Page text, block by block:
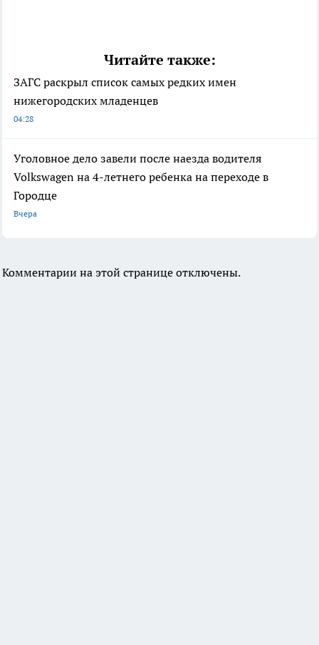
Читайте также:
ЗАГС раскрыл список самых редких имен
нижегородских младенцев
04:28
Уголовное дело завели после наезда водителя
Volkswagen на 4-летнего ребенка на переходе в
Городце
Вчера
Комментарии на этой странице отключены.